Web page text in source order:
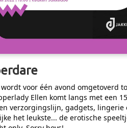
wordt voor één avond omgetoverd
Ellen komt langs met een
verzorgingslijn, gadgets, lingerie
het leukste... de erotische